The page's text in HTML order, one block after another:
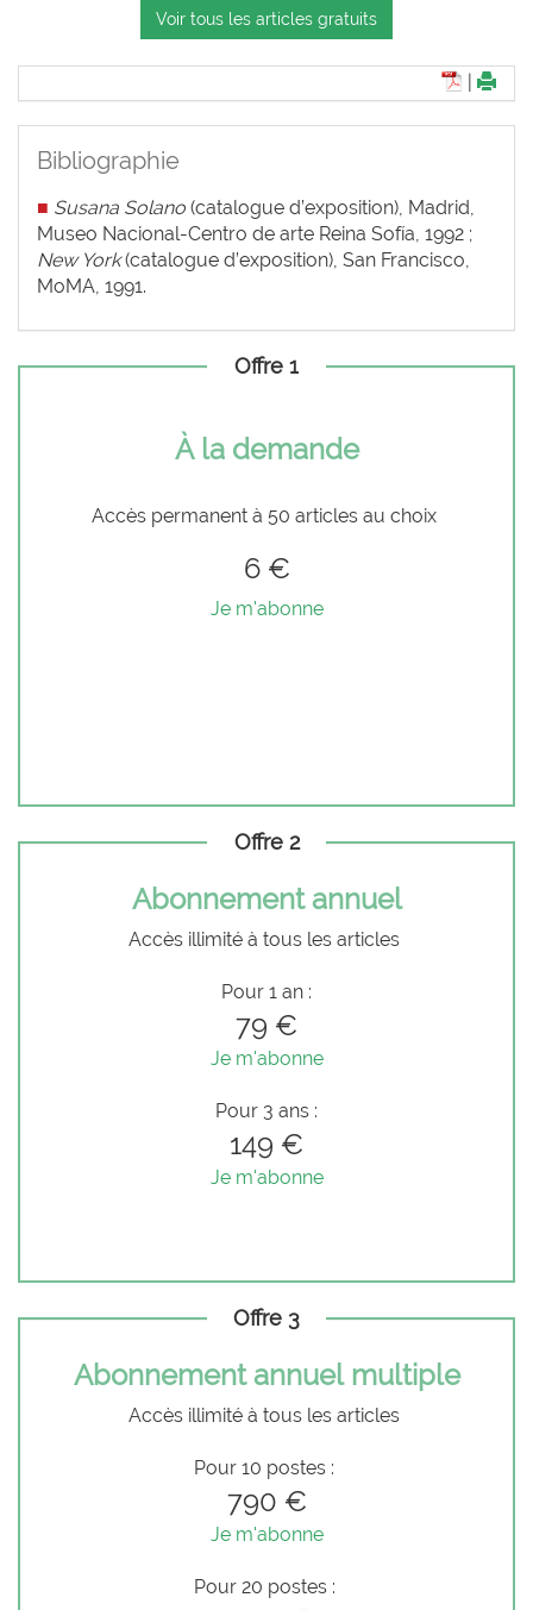
Voir tous les articles gratuits
Bibliographie
■ Susana Solano (catalogue d’exposition), Madrid,
Museo Nacional-Centro de arte Reina Sofía, 1992 ;
New York(catalogue d’exposition), San Francisco,
MoMA, 1991.
Offre 1
À la demande
Accès permanent à 50 articles au choix
6 €
Je m'abonne
Offre 2
Abonnement annuel
Accès illimité à tous les articles
Pour 1 an :
79 €
Je m'abonne
Pour 3 ans :
149 €
Je m'abonne
Offre 3
Abonnement annuel multiple
Accès illimité à tous les articles
Pour 10 postes :
790 €
Je m'abonne
Pour 20 postes :